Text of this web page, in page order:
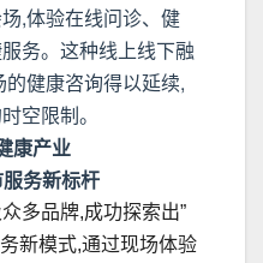
,体验在线问诊、健
务。这种线上线下融
健康咨询得以延续,
空限制。
康产业
务新标杆
多品牌,成功探索出”
新模式,通过现场体验